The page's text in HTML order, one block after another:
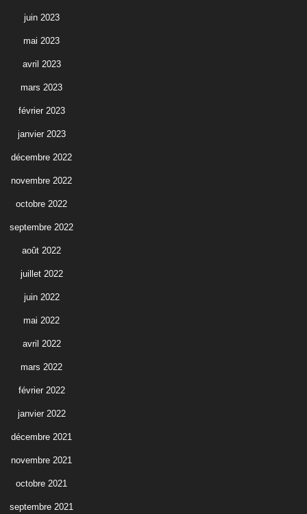
juin 2023
mai 2023
avril 2023
mars 2023
février 2023
janvier 2023
décembre 2022
novembre 2022
octobre 2022
septembre 2022
août 2022
juillet 2022
juin 2022
mai 2022
avril 2022
mars 2022
février 2022
janvier 2022
décembre 2021
novembre 2021
octobre 2021
septembre 2021